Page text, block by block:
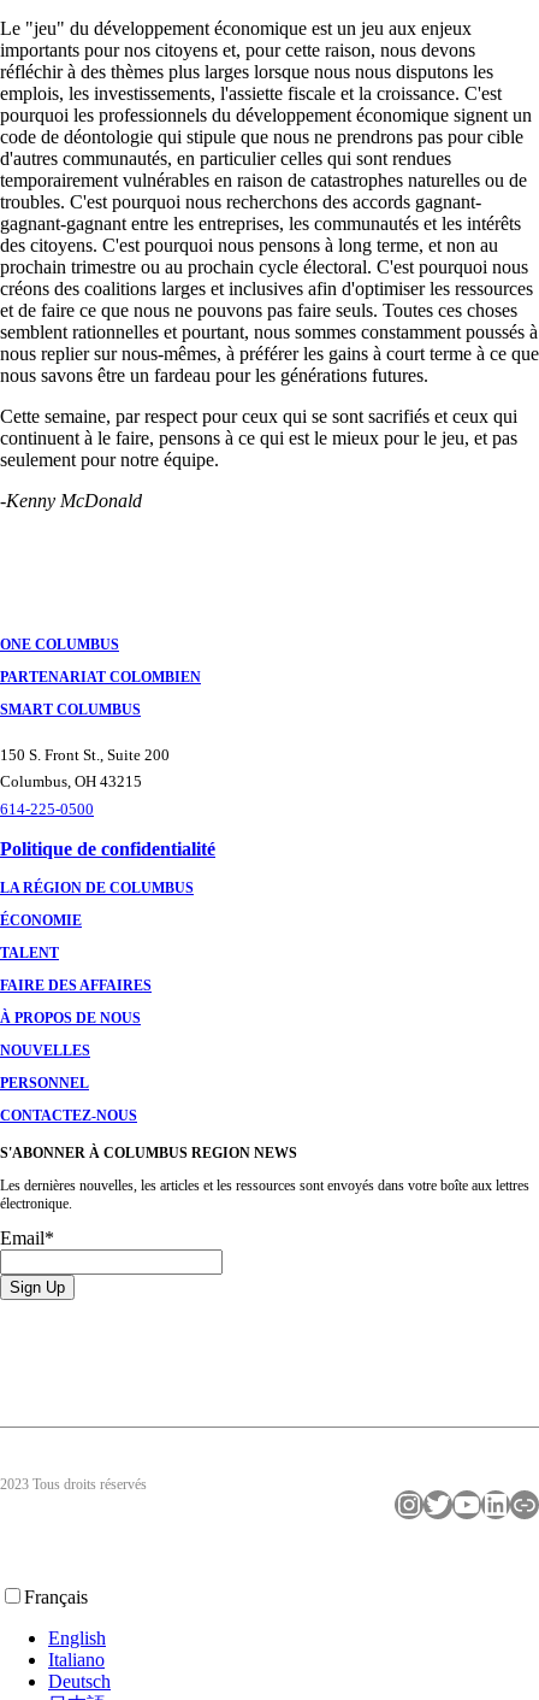
Le "jeu" du développement économique est un jeu aux enjeux
importants pour nos citoyens et, pour cette raison, nous devons
réfléchir à des thèmes plus larges lorsque nous nous disputons les
emplois, les investissements, l'assiette fiscale et la croissance. C'est
pourquoi les professionnels du développement économique signent un
code de déontologie qui stipule que nous ne prendrons pas pour cible
d'autres communautés, en particulier celles qui sont rendues
temporairement vulnérables en raison de catastrophes naturelles ou de
troubles. C'est pourquoi nous recherchons des accords gagnant-
gagnant-gagnant entre les entreprises, les communautés et les intérêts
des citoyens. C'est pourquoi nous pensons à long terme, et non au
prochain trimestre ou au prochain cycle électoral. C'est pourquoi nous
créons des coalitions larges et inclusives afin d'optimiser les ressources
et de faire ce que nous ne pouvons pas faire seuls. Toutes ces choses
semblent rationnelles et pourtant, nous sommes constamment poussés à
nous replier sur nous-mêmes, à préférer les gains à court terme à ce que
nous savons être un fardeau pour les générations futures.
Cette semaine, par respect pour ceux qui se sont sacrifiés et ceux qui
continuent à le faire, pensons à ce qui est le mieux pour le jeu, et pas
seulement pour notre équipe.
-Kenny McDonald
ONE COLUMBUS
PARTENARIAT COLOMBIEN
SMART COLUMBUS
150 S. Front St., Suite 200
Columbus, OH 43215
614-225-0500
Politique de confidentialité
LA RÉGION DE COLUMBUS
ÉCONOMIE
TALENT
FAIRE DES AFFAIRES
À PROPOS DE NOUS
NOUVELLES
PERSONNEL
CONTACTEZ-NOUS
S'ABONNER À COLUMBUS REGION NEWS
Les dernières nouvelles, les articles et les ressources sont envoyés dans votre boîte aux lettres
électronique.
Email*
2023 Tous droits réservés
InstagramTwitter YouTube LinkedIn Lien
Français
English
Italiano
Deutsch